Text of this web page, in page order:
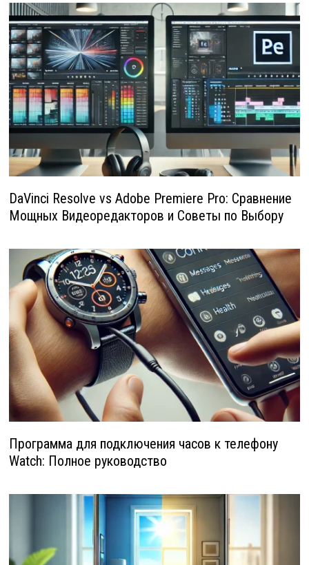
DaVinci Resolve vs Adobe Premiere Pro: Сравнение
Мощных Видеоредакторов и Советы по Выбору
Программа для подключения часов к телефону
Watch: Полное руководство